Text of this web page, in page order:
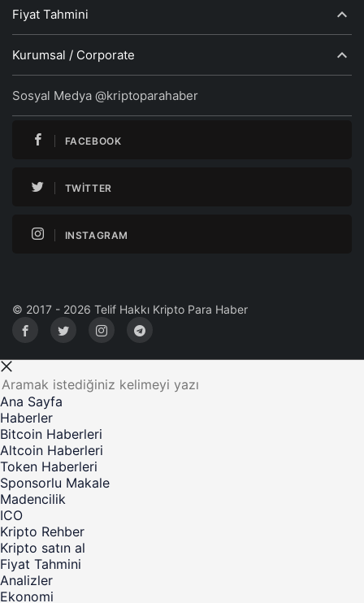
Fiyat Tahmini
Kurumsal / Corporate
Sosyal Medya @kriptoparahaber
FACEBOOK
TWITTER
INSTAGRAM
© 2017 - 2026 Telif Hakkı Kripto Para Haber
Ana Sayfa
Haberler
Bitcoin Haberleri
Altcoin Haberleri
Token Haberleri
Sponsorlu Makale
Madencilik
ICO
Kripto Rehber
Kripto satın al
Fiyat Tahmini
Analizler
Ekonomi